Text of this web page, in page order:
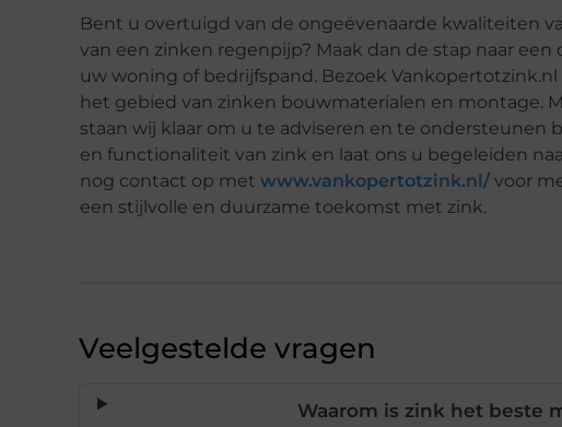
Bent u overtuigd van de ongeëvenaarde kwaliteiten
van een zinken regenpijp? Maak dan de stap naar
uw woning of bedrijfspand. Bezoek
het gebied van zinken bouwmaterialen en montage.
staan wij klaar om u te adviseren en te ondersteunen
en functionaliteit van zink en laat ons u begeleiden
nog contact op met www.vankopertotzink.nl/ voor
een stijlvolle en duurzame toekomst met zink.
Veelgestelde vragen
Waarom is zink het beste